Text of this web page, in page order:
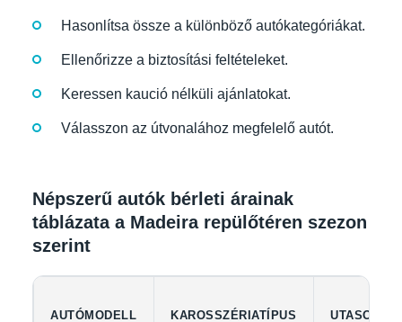
Hasonlítsa össze a különböző autókategóriákat.
Ellenőrizze a biztosítási feltételeket.
Keressen kaució nélküli ajánlatokat.
Válasszon az útvonalához megfelelő autót.
Népszerű autók bérleti árainak
táblázata a Madeira repülőtéren szezon
szerint
AUTÓMODELL KAROSSZÉRIATÍPUS UTASOK